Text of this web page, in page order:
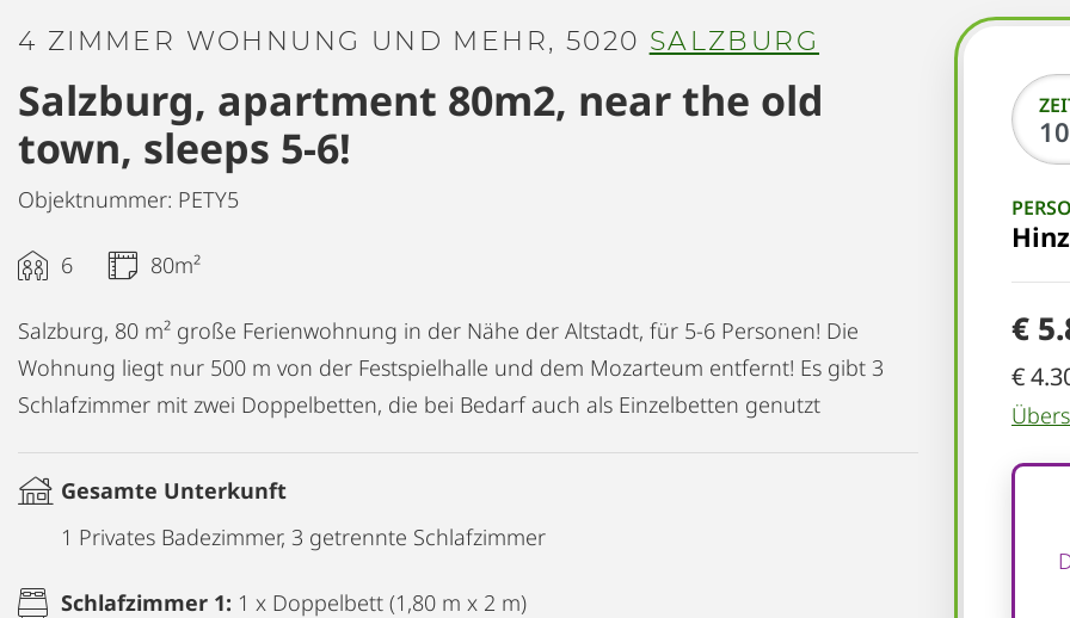
€
€
4 ZIMMER WOHNUNG UND MEHR, 5020 SALZBURG
Salzburg, apartment 80m2, near the old
town, sleeps 5-6!
Objektnummer: PETY5
6 80m²
Salzburg, 80 m² große Ferienwohnung in der Nähe der Altstadt, für 5-6 Personen! Die
Wohnung liegt nur 500 m von der Festspielhalle und dem Mozarteum entfernt! Es gibt 3
Schlafzimmer mit zwei Doppelbetten, die bei Bedarf auch als Einzelbetten genutzt
Gesamte Unterkunft
1 Privates Badezimmer, 3 getrennte Schlafzimmer
Schlafzimmer 1: 1 x Doppelbett (1,80 m x 2 m)